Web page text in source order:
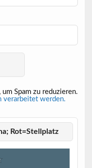
Spam zu reduzieren.
verarbeitet werden.
Rot=Stellplatz